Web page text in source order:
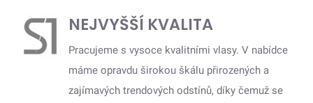
NEJVYŠŠÍ KVALITA
Pracujeme s vysoce kvalitními vlasy. V nabídce
máme opravdu širokou škálu přirozených a
zajímavých trendových odstínů, díky čemuž se